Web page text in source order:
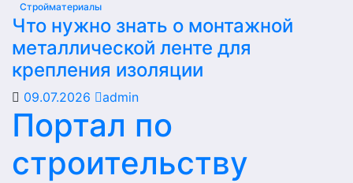
Стройматериалы
Что нужно знать о монтажной
металлической ленте для
крепления изоляции
09.07.2026 admin
Портал по
строительству